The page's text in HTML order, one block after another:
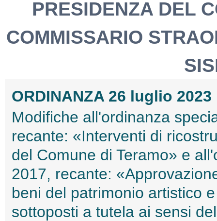
PRESIDENZA DEL
COMMISSARIO
ORDINANZA 26 luglio 2023
Modifiche all'ordinanza
recante: «Interventi di
del Comune di Teramo» e
2017, recante:
beni del patrimonio artistico
sottoposti a tutela ai sensi